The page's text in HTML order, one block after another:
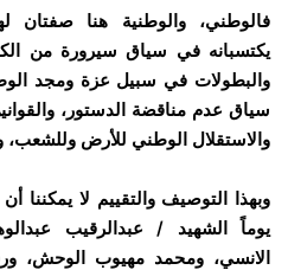
فالوطني، والوطنية هنا صفتان
يكتسبانه في سياق سيرورة من
والبطولات في سبيل عزة ومجد
سياق عدم مناقضة الدستور،
والاستقلال الوطني للأرض وللشعب،
وبهذا التوصيف والتقييم لا
يوماً الشهيد / عبدالرقيب
الانسي، ومحمد مهيوب الوحش،